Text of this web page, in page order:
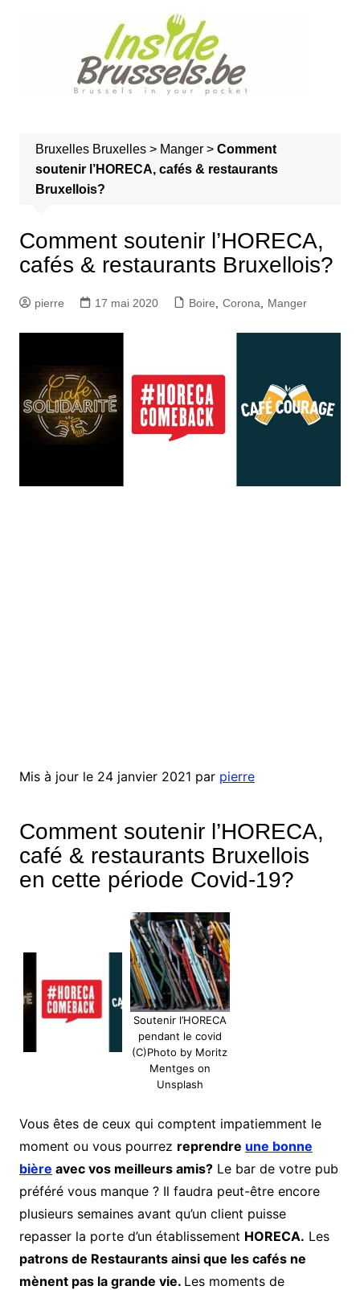
Bruxelles Bruxelles> Manger> Comment
soutenir l’HORECA, cafés & restaurants
Bruxellois?
Comment soutenir l’HORECA,
cafés & restaurants Bruxellois?
pierre 17 mai 2020 Boire Corona Manger
Mis à jour le 24 janvier 2021 par pierre
Comment soutenir l’HORECA,
café & restaurants Bruxellois
en cette période Covid-19?
Soutenir l’HORECA
pendant le covid
(C)Photo by Moritz
Mentges on
Unsplash
Vous êtes de ceux qui comptent impatiemment le
moment ou vous pourrez reprendre une bonne
bière avec vos meilleurs amis?Le bar de votre pub
préféré vous manque ? Il faudra peut-être encore
plusieurs semaines avant qu’un client puisse
repasser la porte d’un établissement HORECA. Les
patrons de Restaurants ainsi que les cafés ne
mènent pas la grande vie. Les moments de